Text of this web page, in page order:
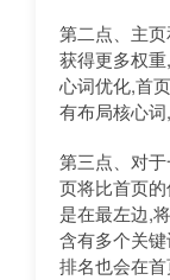
第二点、主
获得更多权
心词优化,首
有布局核心词
第三点、对
页将比首页
是在最左边,
含有多个关
排名也会在首